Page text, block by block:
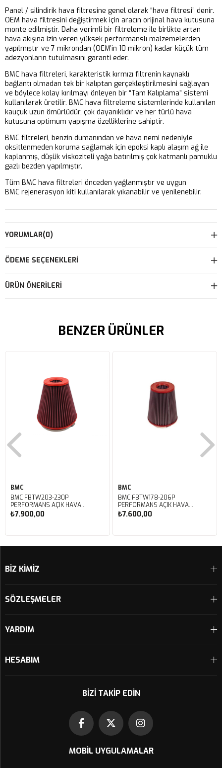
Panel / silindirik hava filtresine genel olarak “hava filtresi” denir.
OEM hava filtresini değiştirmek için aracın orijinal hava kutusuna
monte edilmiştir. Daha verimli bir filtreleme ile birlikte artan
hava akışına izin veren yüksek performanslı malzemelerden
yapılmıştır ve 7 mikrondan (OEM’in 10 mikron) kadar küçük tüm
adezyonların tutulmasını garanti eder.
BMC hava filtreleri, karakteristik kırmızı filtrenin kaynaklı
bağlantı olmadan tek bir kalıptan gerçekleştirilmesini sağlayan
ve böylece kolay kırılmayı önleyen bir “Tam Kalıplama” sistemi
kullanılarak üretilir. BMC hava filtreleme sistemlerinde kullanılan
kauçuk uzun ömürlüdür, çok dayanıklıdır ve her türlü hava
kutusuna optimum yapışma özelliklerine sahiptir.
BMC filtreleri, benzin dumanından ve hava nemi nedeniyle
oksitlenmeden koruma sağlamak için epoksi kaplı alaşım ağ ile
kaplanmış, düşük viskoziteli yağa batırılmış çok katmanlı pamuklu
gazlı bezden yapılmıştır.
Tüm BMC hava filtreleri önceden yağlanmıştır ve uygun
BMC rejenerasyon kiti kullanılarak yıkanabilir ve yenilenebilir.
YORUMLAR(0)
ÖDEME SEÇENEKLERI
ÜRÜN ÖNERILERI
BENZER ÜRÜNLER
BMC
BMC FBTW203-230P
PERFORMANS AÇIK HAVA
FİLTRESİ
₺7.900,00
BMC
BMC FBTW178-206P
PERFORMANS AÇIK HAVA
FİLTRESİ
₺7.600,00
BİZ KİMİZ
SÖZLEŞMELER
YARDIM
HESABIM
BIZI TAKIP EDIN
MOBIL UYGULAMALAR